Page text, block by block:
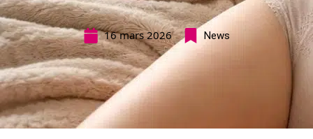
16 mars 2026 News